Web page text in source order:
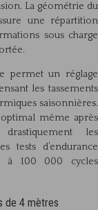
La géométrie du
une répartition
sous charge
permet un réglage
les tassements
saisonnières.
même après
drastiquement les
tests d’endurance
à 100 000 cycles
de 4 mètres